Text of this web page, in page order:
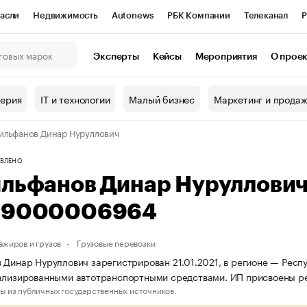
Недвижимость Autonews РБК Компании Телеканал
Проверка контрагентов
Эксперты Кейсы Мероприятия О
IT и технологии Малый бизнес Маркетинг и
Динар Нуруллович
Динар
и грузов Грузовые перевозки
Нуруллович зарегистрирован 21.01.2021, в регионе —
автотранспортными средствами. ИП
из публичных государственных источников.